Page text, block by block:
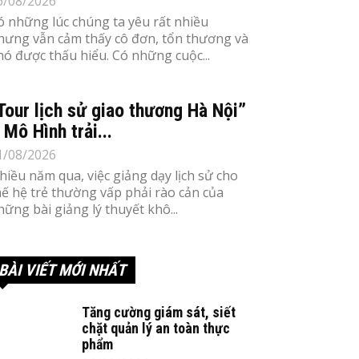
những lúc chúng ta yêu rất nhiều
vẫn cảm thấy cô đơn, tổn thương và
được thấu hiểu. Có những cuộc...
lịch sử giao thương Hà Nội”
Mô Hình trải...
08/2026
năm qua, việc giảng dạy lịch sử cho
hệ trẻ thường vấp phải rào cản của
bài giảng lý thuyết khô...
BÀI VIẾT MỚI NHẤT
Tăng cường giám sát, siết
chặt quản lý an toàn thực
phẩm